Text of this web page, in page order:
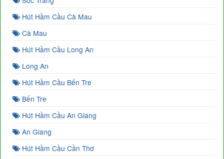
Hút Hầm Cầu Cà Mau
Cà Mau
Hút Hầm Cầu Long An
Long An
Hút Hầm Cầu Bến Tre
Bến Tre
Hút Hầm Cầu An Giang
An Giang
Hút Hầm Cầu Cần Thơ